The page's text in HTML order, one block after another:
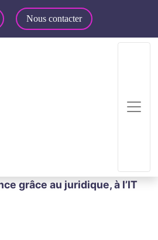
Nous contacter
] IA : comment en faire un
grâce au juridique, à l’IT